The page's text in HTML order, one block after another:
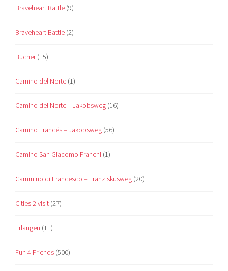
Braveheart Battle (9)
Braveheart Battle (2)
Bücher(15)
Camino del Norte (1)
Camino del Norte – Jakobsweg (16)
Camino Francés – Jakobsweg (56)
Camino San Giacomo Franchi (1)
Cammino di Francesco – Franziskusweg (20)
Cities 2 visit (27)
Erlangen (11)
Fun 4 Friends (500)